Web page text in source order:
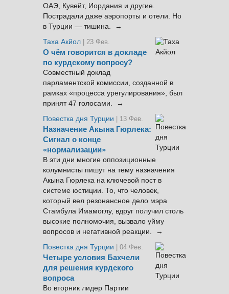
ОАЭ, Кувейт, Иордания и другие.
Пострадали даже аэропорты и отели. Но
в Турции — тишина. →
Таха Акйол | 23 Фев.
О чём говорится в докладе
по курдскому вопросу?
Совместный доклад
парламентской комиссии, созданной в
рамках «процесса урегулирования», был
принят 47 голосами. →
Повестка дня Турции
| 13 Фев.
Назначение Акына Гюрлека:
Сигнал о конце
«нормализации»
В эти дни многие оппозиционные
колумнисты пишут на тему назначения
Акына Гюрлека на ключевой пост в
системе юстиции. То, что человек,
который вел резонансное дело мэра
Стамбула Имамоглу, вдруг получил столь
высокие полномочия, вызвало уйму
вопросов и негативной реакции. →
Повестка дня Турции
| 04 Фев.
Четыре условия Бахчели
для решения курдского
вопроса
Во вторник лидер Партии